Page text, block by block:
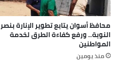
محافظ أسوان يتابع تطوير الإنارة بنصر
النوبة.. ورفع كفاءة الطرق لخدمة
المواطنين
منذ يومين